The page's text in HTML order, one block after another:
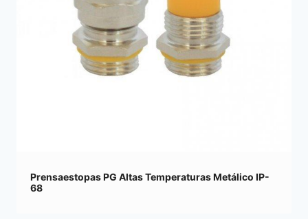
Prensaestopas PG Altas Temperaturas Metálico IP-
68